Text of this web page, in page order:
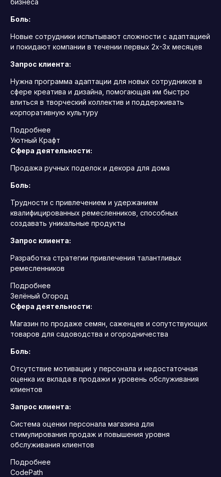
Боль:
Новые сотрудники испытывают сложности с адаптацией
и покидают компании в течении первых 2х-3х месяцев
Запрос клиента:
Нужна программа адаптации для новых сотрудников в
сфере креатива и дизайна, помогающая им быстро
влиться в творческий коллектив и поддерживать
корпоративную культуру
Подробнее
Уютный Крафт
Сфера деятельности:
Продажа ручных поделок и декора для дома
Боль:
Трудности с привлечением и удержанием
квалифицированных ремесленников, способных
создавать уникальные продукты
Запрос клиента:
Разработка стратегии привлечения талантливых
ремесленников
Подробнее
Зелёный Огород
Сфера деятельности:
Магазин по продаже семян, саженцев и сопутствующих
товаров для садоводства и огородничества
Боль:
Отсутствие мотивации у персонала и недостаточная
оценка их вклада в продажи и уровень обслуживания
клиентов
Запрос клиента:
Система оценки персонала магазина для
стимулирования продаж и повышения уровня
обслуживания клиентов
Подробнее
CodePath